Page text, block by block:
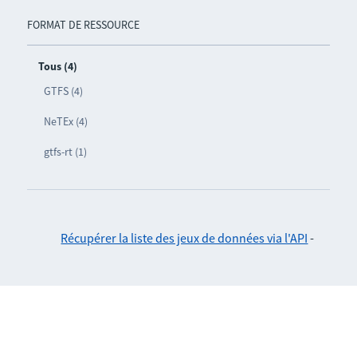
FORMAT DE RESSOURCE
Tous (4)
GTFS (4)
NeTEx (4)
gtfs-rt (1)
Récupérer la liste des jeux de données via l'API -